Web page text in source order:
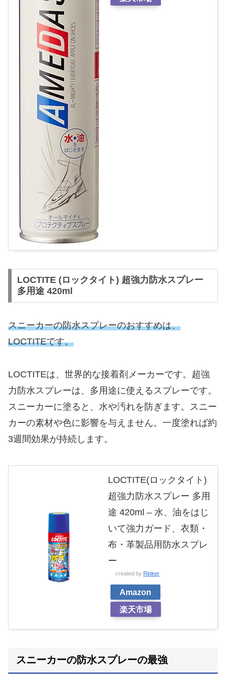
LOCTITE (ロックタイト) 超強力防水スプレー
多用途 420ml
スニーカーの防水スプレーのおすすめは、
LOCTITEです。
LOCTITEは、世界的な接着剤メーカーです。超強
力防水スプレーは、多用途に使えるスプレーです。
スニーカーに塗ると、水や汚れを防ぎます。スニー
カーの素材や色に影響を与えません。一度塗れば約
3週間効果が持続します。
LOCTITE(ロックタイト)
超強力防水スプレー 多用
途 420ml – 水、油をはじ
いて強力ガード、衣類・
布・革製品用防水スプレ
ー
created by Rinker
Amazon
楽天市場
スニーカーの防水スプレーの最強